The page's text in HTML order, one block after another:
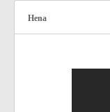
Hena